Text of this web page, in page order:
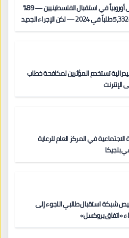
بلجيكا: الأولى أوروبياً في استقبال الفلسطينيين — 89%
قبول لغزة و5,332 طلباً في 2024 — لكن الإجراء الجديد
تستخدم المؤثرين لمكافحة خطاب
الإنترنت
الاجتماعية في المركز العام للرعاية
بلجيكا
شبكة استقبال طالبي اللجوء إلى
«اتفاق بروكسل»